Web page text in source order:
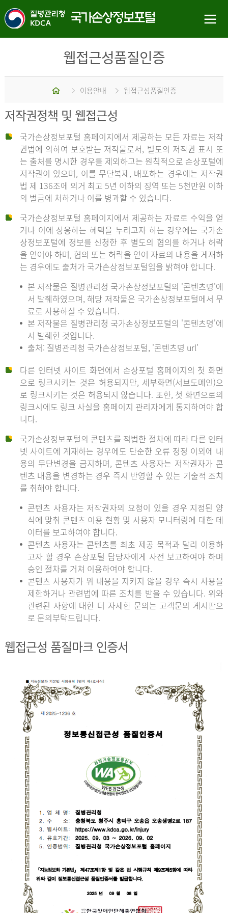
웹접근성품질인증
홈 이용안내 웹접근성품질인증
저작권정책 및 웹접근성
국가손상정보포털 홈페이지에서 제공하는 모든 자료는 저작
권법에 의하여 보호받는 저작물로서, 별도의 저작권 표시 또
는 출처를 명시한 경우를 제외하고는 원칙적으로 손상포털에
저작권이 있으며, 이를 무단복제, 배포하는 경우에는 저작권
법 제 136조에 의거 최고 5년 이하의 징역 또는 5천만원 이하
의 벌금에 처하거나 이를 병과할 수 있습니다.
국가손상정보포털 홈페이지에서 제공하는 자료로 수익을 얻
거나 이에 상응하는 혜택을 누리고자 하는 경우에는 국가손
상정보포털에 정보를 신청한 후 별도의 협의를 하거나 허락
을 얻어야 하며, 협의 또는 허락을 얻어 자료의 내용을 게재하
는 경우에도 출처가 국가손상정보포털임을 밝혀야 합니다.
본 저작물은 질병관리청 국가손상정보포털의 '콘텐츠명'에
서 발췌하였으며, 해당 저작물은 국가손상정보포털에서 무
료로 사용하실 수 있습니다.
본 저작물은 질병관리청 국가손상정보포털의 '콘텐츠명'에
서 발췌한 것입니다.
출처: 질병관리청 국가손상정보포털, '콘텐츠명 url'
다른 인터넷 사이트 화면에서 손상포털 홈페이지의 첫 화면
으로 링크시키는 것은 허용되지만, 세부화면(서브도메인)으
로 링크시키는 것은 허용되지 않습니다. 또한, 첫 화면으로의
링크시에도 링크 사실을 홈페이지 관리자에게 통지하여야 합
니다.
국가손상정보포털의 콘텐츠를 적법한 절차에 따라 다른 인터
넷 사이트에 게재하는 경우에도 단순한 오류 정정 이외에 내
용의 무단변경을 금지하며, 콘텐츠 사용자는 저작권자가 콘
텐츠 내용을 변경하는 경우 즉시 반영할 수 있는 기술적 조치
를 취해야 합니다.
콘텐츠 사용자는 저작권자의 요청이 있을 경우 지정된 양
식에 맞춰 콘텐츠 이용 현황 및 사용자 모니터링에 대한 데
이터를 보고하여야 합니다.
콘텐츠 사용자는 콘텐츠를 최초 제공 목적과 달리 이용하
고자 할 경우 손상포털 담당자에게 사전 보고하여야 하며
승인 절차를 거쳐 이용하여야 합니다.
콘텐츠 사용자가 위 내용을 지키지 않을 경우 즉시 사용을
제한하거나 관련법에 따른 조치를 받을 수 있습니다. 위와
관련된 사항에 대한 더 자세한 문의는 고객문의 게시판으
로 문의부탁드립니다.
웹접근성 품질마크 인증서